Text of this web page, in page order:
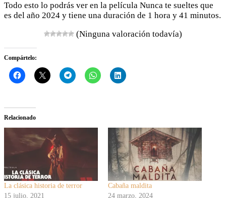
Todo esto lo podrás ver en la película Nunca te sueltes que
es del año 2024 y tiene una duración de 1 hora y 41 minutos.
(Ninguna valoración todavía)
Compártelo:
Relacionado
La clásica historia de terror
15 julio, 2021
Cabaña maldita
24 marzo, 2024